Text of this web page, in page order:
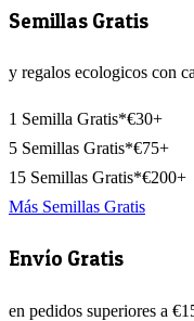
Semillas Gratis
y regalos ecologicos con
1 Semilla Gratis*€30+
5 Semillas Gratis*€75+
15 Semillas Gratis*€200+
Más Semillas Gratis
Envío Gratis
en pedidos superiores a